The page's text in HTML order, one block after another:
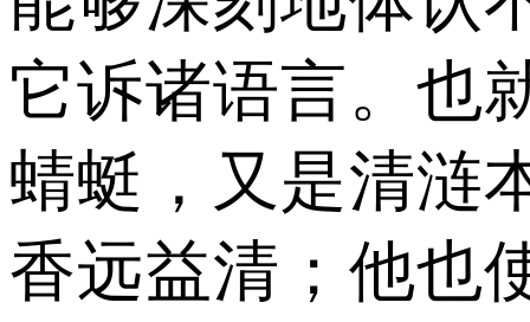
它诉诸语言。也
蜻蜓，又是清涟
香远益清；他也